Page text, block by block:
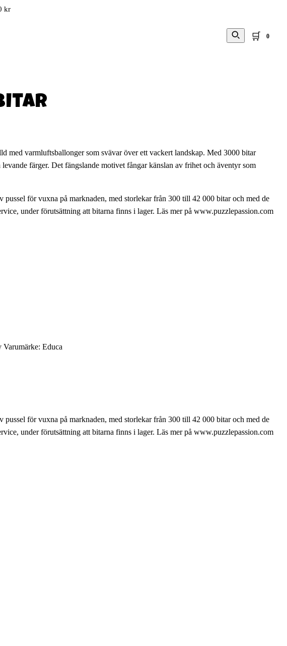
kr
🛒 0
med varmluftsballonger som svävar över ett vackert landskap. Med 3000 bitar
färger. Det fängslande motivet fångar känslan av frihet och äventyr som
för vuxna på marknaden, med storlekar från 300 till 42 000 bitar och med de
under förutsättning att bitarna finns i lager. Läs mer på www.puzzlepassion.com
Varumärke: Educa
för vuxna på marknaden, med storlekar från 300 till 42 000 bitar och med de
under förutsättning att bitarna finns i lager. Läs mer på www.puzzlepassion.com